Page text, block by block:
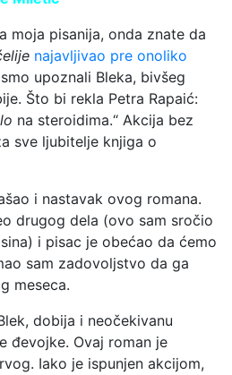
moja pisanija, onda znate da
najavljivao pre onoliko
upoznali Bleka, bivšeg
Što bi rekla Petra Rapaić:
na steroidima.“ Akcija bez
sve ljubitelje knjiga o
i nastavak ovog romana.
drugog dela (ovo sam sročio
i pisac je obećao da ćemo
sam zadovoljstvo da ga
meseca.
dobija i neočekivanu
đevojke. Ovaj roman je
Iako je ispunjen akcijom,